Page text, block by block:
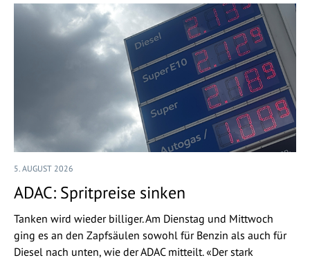
5. AUGUST 2026
ADAC: Spritpreise sinken
Tanken wird wieder billiger. Am Dienstag und Mittwoch
ging es an den Zapfsäulen sowohl für Benzin als auch für
Diesel nach unten, wie der ADAC mitteilt. «Der stark